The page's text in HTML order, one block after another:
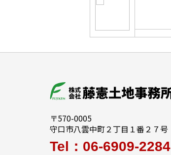
〒570-0005
守口市八雲中町２丁目１番２７号
Tel：06-6909-2284